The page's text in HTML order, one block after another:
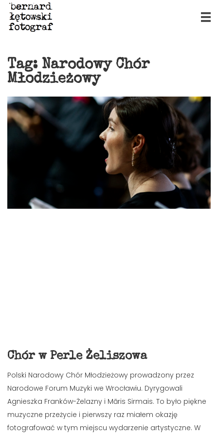
Tag: Narodowy Chór
Młodzieżowy
Chór w Perle Żeliszowa
Polski Narodowy Chór Młodzieżowy prowadzony przez
Narodowe Forum Muzyki we Wrocławiu. Dyrygowali
Agnieszka Franków-Żelazny i Māris Sirmais. To było piękne
muzyczne przeżycie i pierwszy raz miałem okazję
fotografować w tym miejscu wydarzenie artystyczne. W